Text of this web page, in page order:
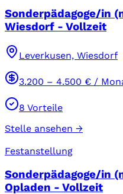
Sonderpädagoge/in
Wiesdorf - Vollzeit
Leverkusen, Wiesdorf
3.200 – 4.500 € /
8 Vorteile
Stelle ansehen →
Festanstellung
Sonderpädagoge/in
Opladen - Vollzeit